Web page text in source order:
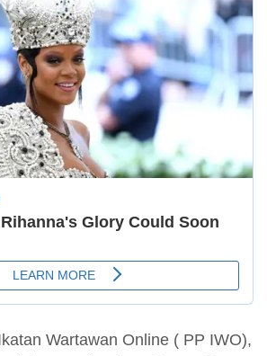
Wartawan Online ( PP IWO),